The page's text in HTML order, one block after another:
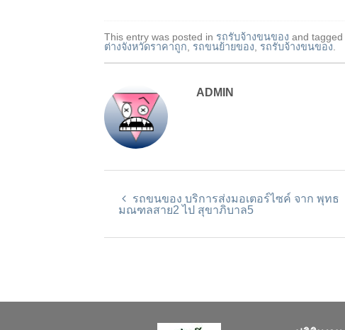
This entry was posted in รถรับจ้างขนของ and tagged
ต่างจังหวัดราคาถูก
รถขนย้ายของ รถรับจ้างขนของ
ADMIN
รถขนของ บริการส่งมอเตอร์ไซค์ จาก พุทธ
มณฑลสาย2 ไป สุขาภิบาล5